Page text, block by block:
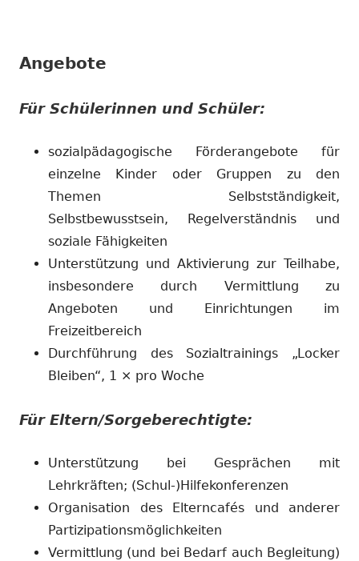
Angebote
Für Schülerinnen und Schüler:
sozialpädagogische Förderangebote für
einzelne Kinder oder Gruppen zu den
Themen Selbstständigkeit,
Selbstbewusstsein, Regelverständnis und
soziale Fähigkeiten
Unterstützung und Aktivierung zur Teilhabe,
insbesondere durch Vermittlung zu
Angeboten und Einrichtungen im
Freizeitbereich
Durchführung des Sozialtrainings „Locker
Bleiben“, 1 × pro Woche
Für Eltern/Sorgeberechtigte:
Unterstützung bei Gesprächen mit
Lehrkräften; (Schul-)Hilfekonferenzen
Organisation des Elterncafés und anderer
Partizipationsmöglichkeiten
Vermittlung (und bei Bedarf auch Begleitung)